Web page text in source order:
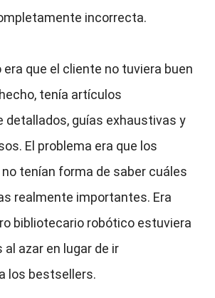
incorrecta.
era que el cliente no tuviera buen
tenía artículos
detallados, guías exhaustivas y
El problema era que los
tenían forma de saber cuáles
realmente importantes. Era
bibliotecario robótico estuviera
al azar en lugar de ir
los bestsellers.